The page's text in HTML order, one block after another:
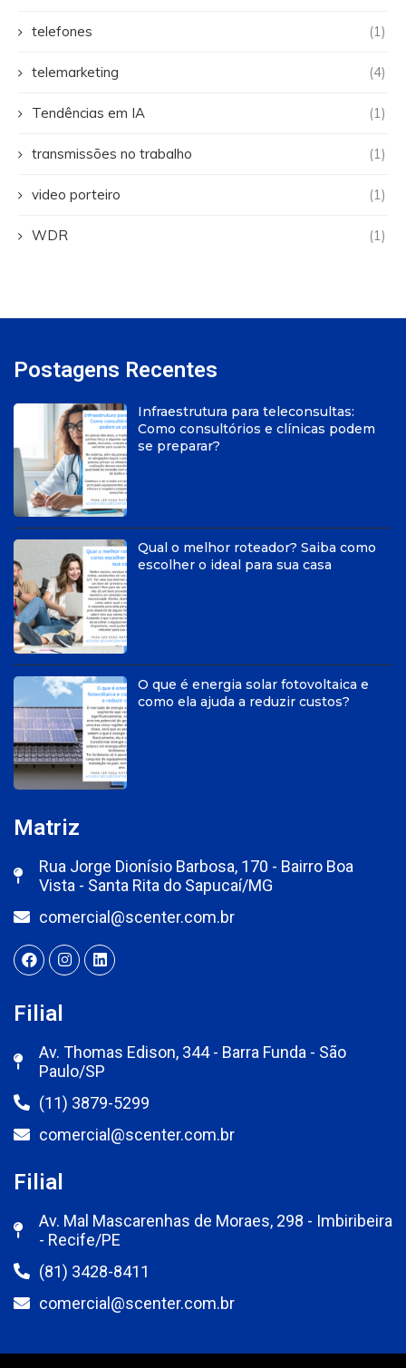
telefones (1)
telemarketing (4)
Tendências em IA (1)
transmissões no trabalho (1)
video porteiro (1)
WDR (1)
Postagens Recentes
Infraestrutura para teleconsultas:
Como consultórios e clínicas podem
se preparar?
Qual o melhor roteador? Saiba como
escolher o ideal para sua casa
O que é energia solar fotovoltaica e
como ela ajuda a reduzir custos?
Matriz
Rua Jorge Dionísio Barbosa, 170 - Bairro Boa
Vista - Santa Rita do Sapucaí/MG
comercial@scenter.com.br
Filial
Av. Thomas Edison, 344 - Barra Funda - São
Paulo/SP
(11) 3879-5299
comercial@scenter.com.br
Filial
Av. Mal Mascarenhas de Moraes, 298 - Imbiribeira
- Recife/PE
(81) 3428-8411
comercial@scenter.com.br